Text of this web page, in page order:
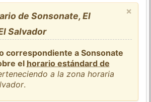
×
de Sonsonate, El
Salvador
correspondiente a Sonsonate
el horario estándard de
a la zona horaria
.